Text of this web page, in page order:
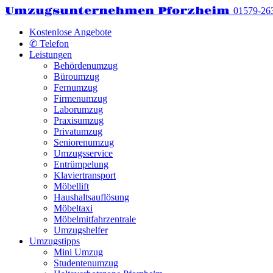
Umzugsunternehmen Pforzheim 01579-
Kostenlose Angebote
✆ Telefon
Leistungen
Behördenumzug
Büroumzug
Fernumzug
Firmenumzug
Laborumzug
Praxisumzug
Privatumzug
Seniorenumzug
Umzugsservice
Entrümpelung
Klaviertransport
Möbellift
Haushaltsauflösung
Möbeltaxi
Möbelmitfahrzentrale
Umzugshelfer
Umzugstipps
Mini Umzug
Studentenumzug